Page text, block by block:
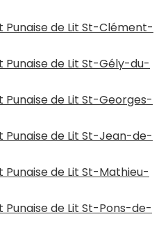
de Lit St-Clément-
de Lit St-Gély-du-
de Lit St-Georges-
de Lit St-Jean-de-
de Lit St-Mathieu-
de Lit St-Pons-de-